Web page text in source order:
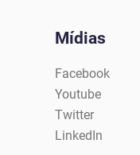
Mídias
Facebook
Youtube
Twitter
LinkedIn